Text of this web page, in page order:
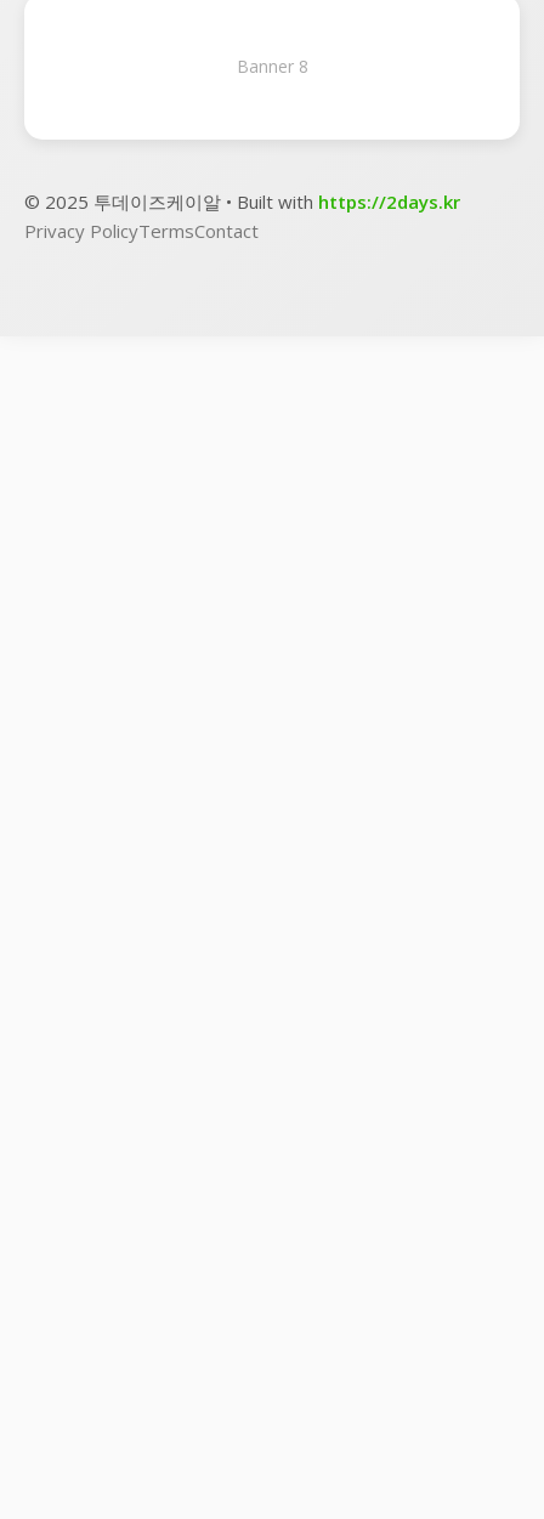
Banner 8
© 2025 투데이즈케이알 • Built with https://2days.kr
Privacy PolicyTermsContact